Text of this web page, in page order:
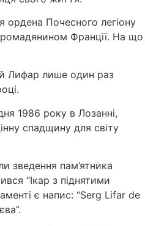
ордена Почесного легіону
Франції. На що
Лифар лише один раз
1986 року в Лозанні,
спадщину для світу
зведення пам’ятника
“Ікар з піднятими
є напис: “Serg Lifar de